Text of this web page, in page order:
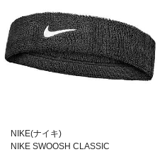
NIKE(ナイキ)
NIKE SWOOSH CLASSIC